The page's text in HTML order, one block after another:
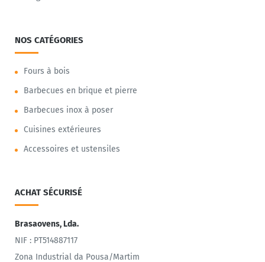
NOS CATÉGORIES
Fours à bois
Barbecues en brique et pierre
Barbecues inox à poser
Cuisines extérieures
Accessoires et ustensiles
ACHAT SÉCURISÉ
Brasaovens, Lda.
NIF : PT514887117
Zona Industrial da Pousa/Martim